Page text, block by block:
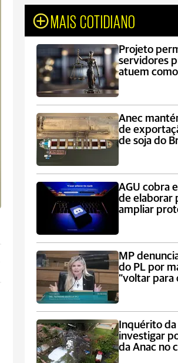
MAIS COTIDIANO
Projeto
servidores
atuem
Anec
de
de soja do
AGU cobra
de elaborar
ampliar
MP
do PL por
“voltar para
Inquérito da
investigar
da Anac no